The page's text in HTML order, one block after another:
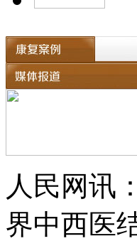
人民网讯
界中西医